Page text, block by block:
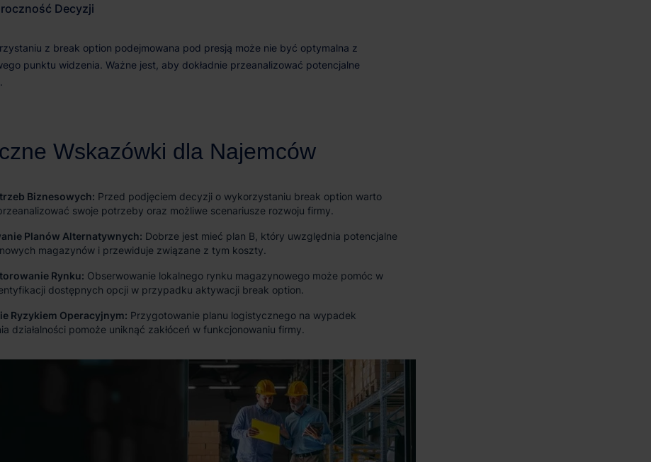
Decyzji
Biznesowych: Przed podjęciem decyzji o wykorzystaniu break option warto
swoje potrzeby oraz możliwe scenariusze rozwoju firmy.
Planów Alternatywnych: Dobrze jest mieć plan B, który uwzględnia potencjalne
magazynów i przewiduje związane z tym koszty.
Rynku: Obserwowanie lokalnego rynku magazynowego może pomóc w
dostępnych opcji w przypadku aktywacji break option.
Ryzykiem Operacyjnym: Przygotowanie planu logistycznego na wypadek
działalności pomoże uniknąć zakłóceń w funkcjonowaniu firmy.